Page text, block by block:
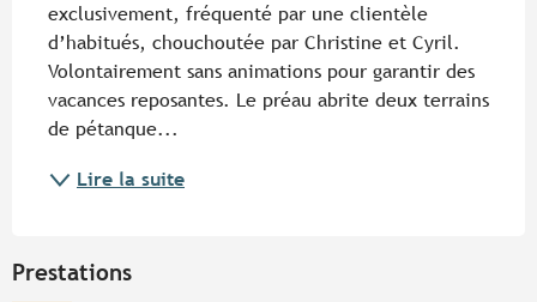
exclusivement, fréquenté par une clientèle
d’habitués, chouchoutée par Christine et Cyril.
Volontairement sans animations pour garantir des
vacances reposantes. Le préau abrite deux terrains
de pétanque...
Lire la suite
Prestations